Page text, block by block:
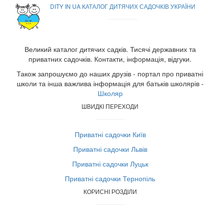
DITY IN UA КАТАЛОГ ДИТЯЧИХ САДОЧКІВ УКРАЇНИ
Великий каталог дитячих садків. Тисячі державних та
приватних садочків. Контакти, інформація, відгуки.
Також запрошуємо до наших друзів - портал про приватні
школи та інша важлива інформація для батьків школярів -
Школяр
ШВИДКІ ПЕРЕХОДИ
Приватні садочки Київ
Приватні садочки Львів
Приватні садочки Луцьк
Приватні садочки Тернопіль
КОРИСНІ РОЗДІЛИ